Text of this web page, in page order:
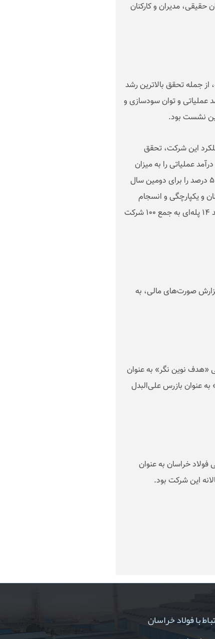
حقیقی، مدیران و کارکنان
جمله تحقق بالاترین رشد
عملیاتی و توان سودسازی و
.
این شرکت، تحقق
اول رشد سود درآمد عملیاتی را به میزان
۲۵.۹ درصد و نیز کسب رتبه اول توان سودسازی به میزان ۵.۲ درصد را برای دومین سال
و یکپارچگی و انسجام
سرمایه‌های انسانی و مدیریتی در سال گذشته بار دیگر با رشد ۱۴ پله‌ای به جمع ۱۰۰ شرکت
صورت‌های مالی، به
نوین نگر» به عنوان
عنوان بازرس علی‌البدل
فولاد خراسان به عنوان
این شرکت بود.
با فولاد خراسان